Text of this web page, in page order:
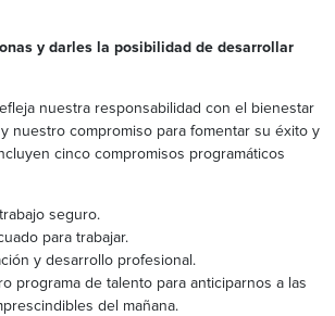
y darles la posibilidad de desarrollar
nuestra responsabilidad con el bienestar
nuestro compromiso para fomentar su éxito y
cinco compromisos programáticos
seguro.
para trabajar.
y desarrollo profesional.
programa de talento para anticiparnos a las
del mañana.